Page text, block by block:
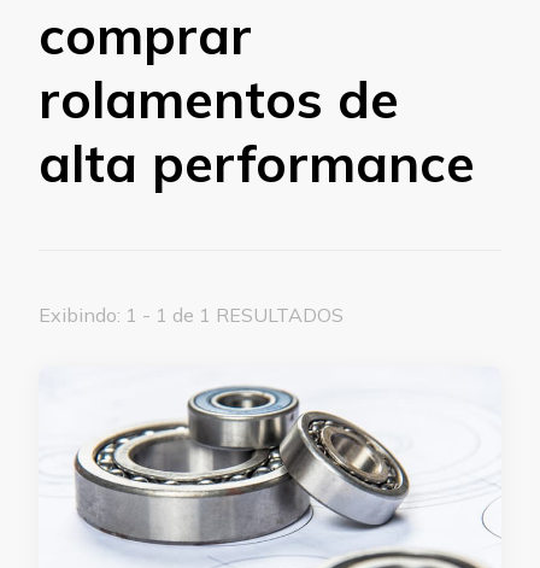
comprar
rolamentos de
alta performance
Exibindo: 1 - 1 de 1 RESULTADOS